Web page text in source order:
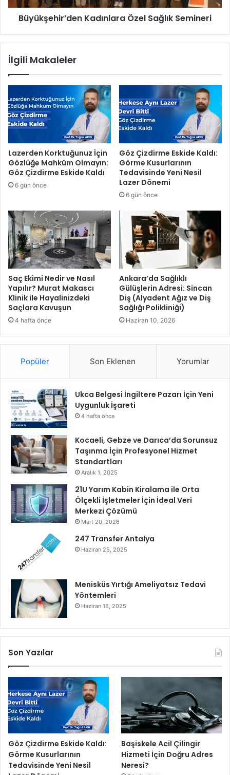
l
a
c
o
u
a
ı
ı
ş
i
ı
n
l
a
Ö
e
S
a
ğ
l
ı
k
S
e
m
i
n
Büyükşehir’den Kadınlara Özel Sağlık Semineri
İlgili Makaleler
Lazerden Korktuğunuz İçin
Gözlüğe Mahkûm Olmayın:
Göz Çizdirme Eskide Kaldı
6 gün önce
Göz Çizdirme Eskide Kaldı:
Görme Kusurlarının
Tedavisinde Yeni Nesil
Lazer Dönemi
6 gün önce
Saç Ekimi Nedir ve Nasıl
Yapılır? Murat Makascı
Klinik ile Hayalinizdeki
Saçlara Kavuşun
4 hafta önce
Ankara’da Sağlıklı
Gülüşlerin Adresi: Sincan
Diş (Alyadent Ağız ve Diş
Sağlığı Polikliniği)
Haziran 10, 2026
Popüler Son Eklenen Yorumlar
Ukca Belgesi İngiltere Pazarı İçin Yeni
Uygunluk İşareti
4 hafta önce
Kocaeli, Gebze ve Darıca’da Sorunsuz
Taşınma İçin Profesyonel Hizmet
Standartları
Aralık 1, 2025
21U Yarım Kabin Kiralama ile Orta
Ölçekli İşletmeler İçin İdeal Veri
Merkezi Çözümü
Mart 20, 2026
247 Transfer Antalya
Haziran 25, 2025
Menisküs Yırtığı Ameliyatsız Tedavi
Yöntemleri
Haziran 16, 2025
Son Yazılar
Göz Çizdirme Eskide Kaldı:
Görme Kusurlarının
Tedavisinde Yeni Nesil
Başiskele Acil Çilingir
Hizmeti İçin Doğru Adres
Neresi?